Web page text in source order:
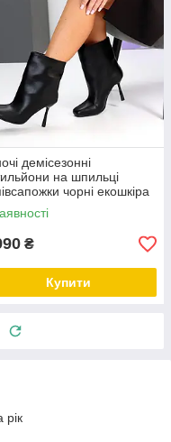
демісезонні
на шпильці
чорні екошкіра
₴
Купити
рік